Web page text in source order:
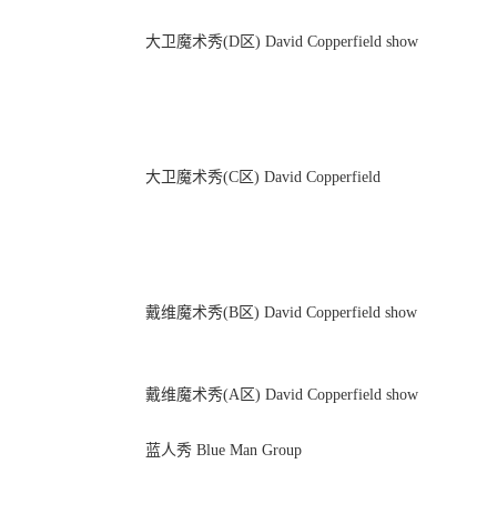
大卫魔术秀(D区) David Copperfield show
大卫魔术秀(C区) David Copperfield
戴维魔术秀(B区) David Copperfield show
戴维魔术秀(A区) David Copperfield show
蓝人秀 Blue Man Group